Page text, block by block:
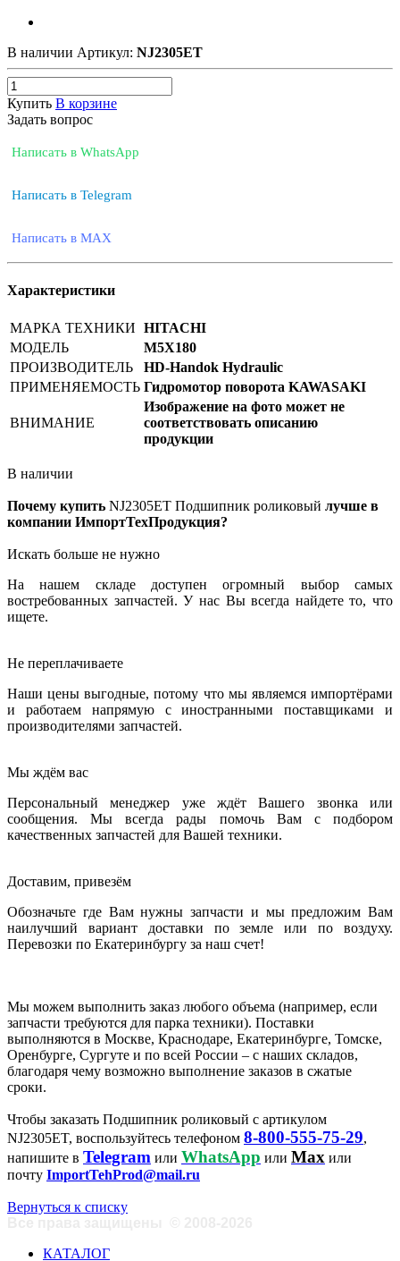
В наличии Артикул: NJ2305ET
Купить В корзине
Задать вопрос
Написать в WhatsApp
Написать в Telegram
Написать в MAX
Характеристики
МАРКА ТЕХНИКИ HITACHI
МОДЕЛЬ
M5X180
ПРОИЗВОДИТЕЛЬ
HD-Handok Hydraulic
ПРИМЕНЯЕМОСТЬ Гидромотор поворота KAWASAKI
ВНИМАНИЕ
Изображение на фото может не
соответствовать описанию
продукции
В наличии
Почему купить NJ2305ET Подшипник роликовый лучше в
компании ИмпортТехПродукция?
Искать больше не нужно
На нашем складе доступен огромный выбор самых
востребованных запчастей. У нас Вы всегда найдете то, что
ищете.
Не переплачиваете
Наши цены выгодные, потому что мы являемся импортёрами
и работаем напрямую с иностранными поставщиками и
производителями запчастей.
Мы ждём вас
Персональный менеджер уже ждёт Вашего звонка или
сообщения. Мы всегда рады помочь Вам с подбором
качественных запчастей для Вашей техники.
Доставим, привезём
Обозначьте где Вам нужны запчасти и мы предложим Вам
наилучший вариант доставки по земле или по воздуху.
Перевозки по Екатеринбургу за наш счет!
Мы можем выполнить заказ любого объема (например, если
запчасти требуются для парка техники). Поставки
выполняются в Москве, Краснодаре, Екатеринбурге, Томске,
Оренбурге, Сургуте и по всей России – с наших складов,
благодаря чему возможно выполнение заказов в сжатые
сроки.
Чтобы заказать Подшипник роликовый с артикулом
NJ2305ET, воспользуйтесь телефоном 8-800-555-75-29,
напишите в Telegram или WhatsApp или Max или
почту ImportTehProd@mail.ru
Вернуться к списку
КАТАЛОГ